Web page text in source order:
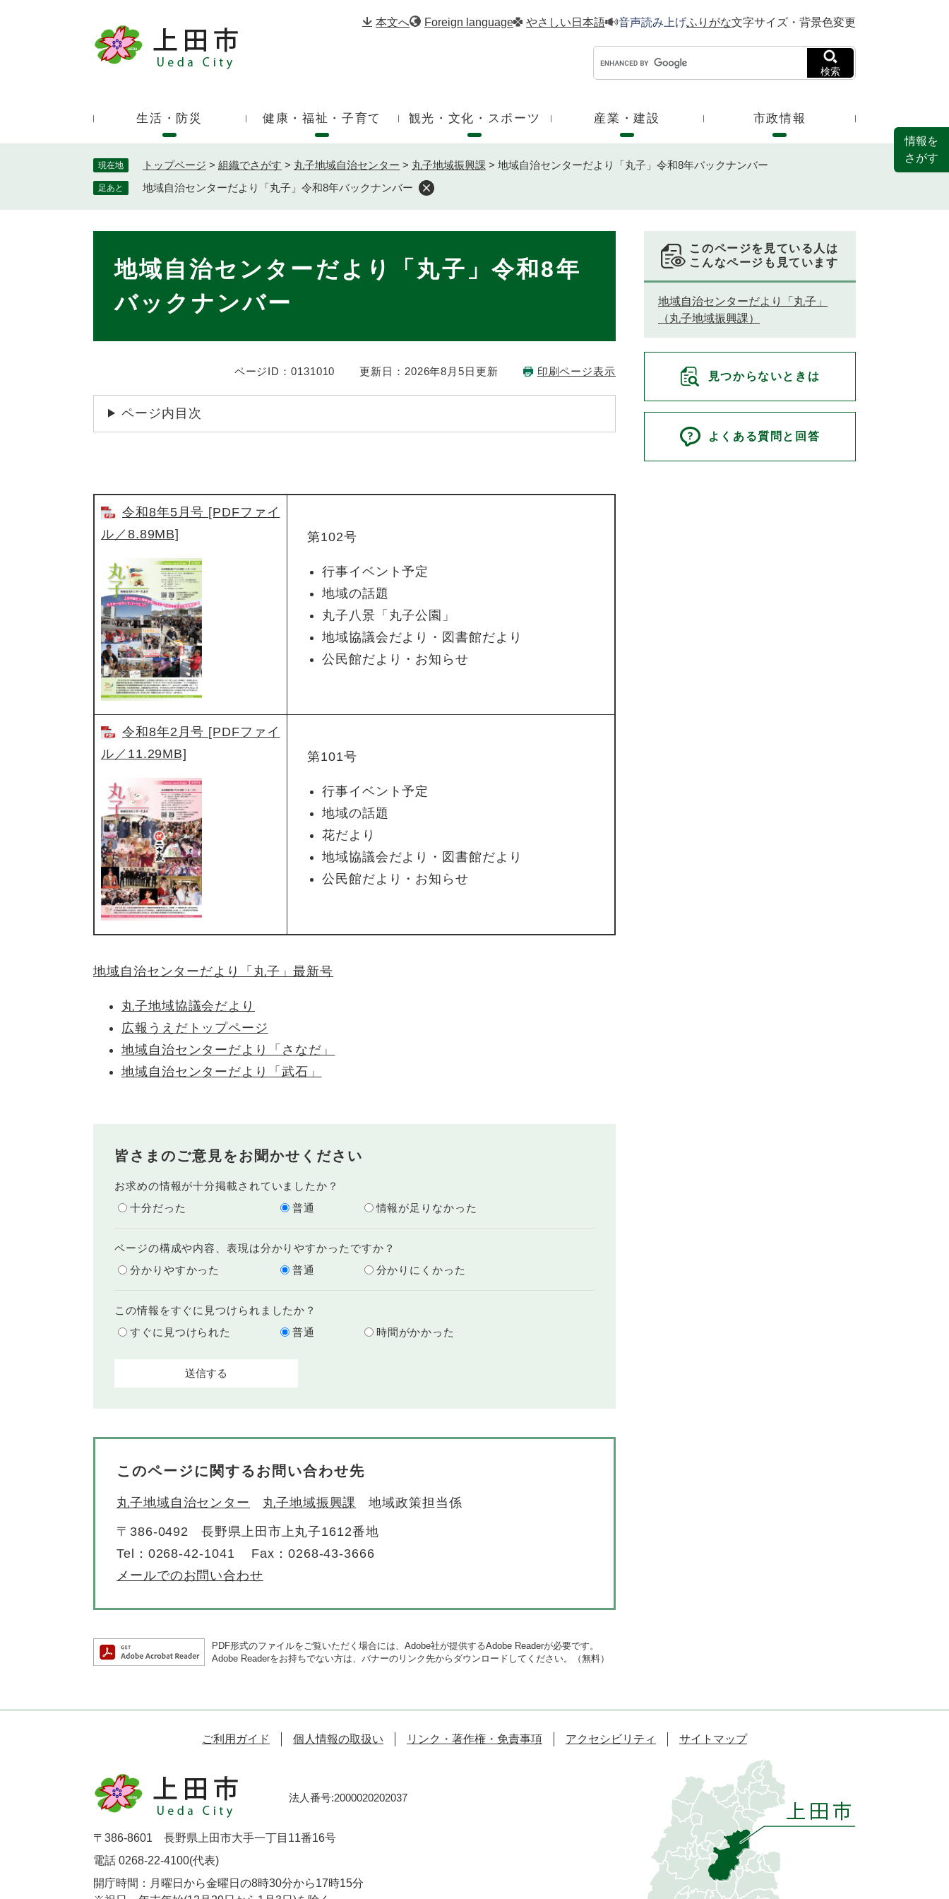
。
本文へ Foreign language やさしい日本語 音声読み上げふりがな文字サイズ・背景色変更
ド
検索
生活・防災 健康・福祉・子育て 観光・文化・スポーツ 産業・建設 市政情報
現在地 トップページ > 組織でさがす > 丸子地域自治センター > 丸子地域振興課 > 地域自治センターだより「丸子」令和8年バックナンバー
足あと 地域自治センターだより「丸子」令和8年バックナンバー
地域自治センターだより「丸子」令和8年
バックナンバー
ページID：0131010 更新日：2026年8月5日更新 印刷ページ表示
ページ内目次
令和8年5月号 [PDFファイ
ル／8.89MB]
第102号​
行事イベント予定
地域の話題
丸子八景「丸子公園」
地域協議会だより・図書館だより
公民館だより・お知らせ
令和8年2月号 [PDFファイ
ル／11.29MB]
第101号​
行事イベント予定
地域の話題
花だより
地域協議会だより・図書館だより
公民館だより・お知らせ
地域自治センターだより「丸子」最新号
丸子地域協議会だより
広報うえだトップページ
地域自治センターだより「さなだ」
地域自治センターだより「武石」
皆さまのご意見をお聞かせください
お求めの情報が十分掲載されていましたか？
十分だった
普通 情報が足りなかった
ページの構成や内容、表現は分かりやすかったですか？
分かりやすかった
普通 分かりにくかった
この情報をすぐに見つけられましたか？
すぐに見つけられた
普通 時間がかかった
このページに関するお問い合わせ先
丸子地域自治センター 丸子地域振興課 地域政策担当係
〒386-0492
長野県上田市上丸子1612番地
Tel：0268-42-1041
Fax：0268-43-3666
メールでのお問い合わせ
PDF形式のファイルをご覧いただく場合には、Adobe社が提供するAdobe Readerが必要です。
Adobe Readerをお持ちでない方は、バナーのリンク先からダウンロードしてください。（無料）
このページを見ている人は
こんなページも見ています
地域自治センターだより「丸子」
（丸子地域振興課）
見つからないときは
よくある質問と回答
情報を
さがす
ご利用ガイド 個人情報の取扱い リンク・著作権・免責事項 アクセシビリティ サイトマップ
法人番号:2000020202037
〒386-8601 長野県上田市大手一丁目11番16号
電話 0268-22-4100(代表)
開庁時間：月曜日から金曜日の8時30分から17時15分